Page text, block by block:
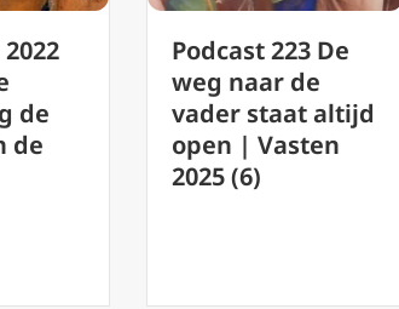
Podcast 223 De
weg naar de
vader staat altijd
open | Vasten
Podcast
Bekeer
voordat
Zijn